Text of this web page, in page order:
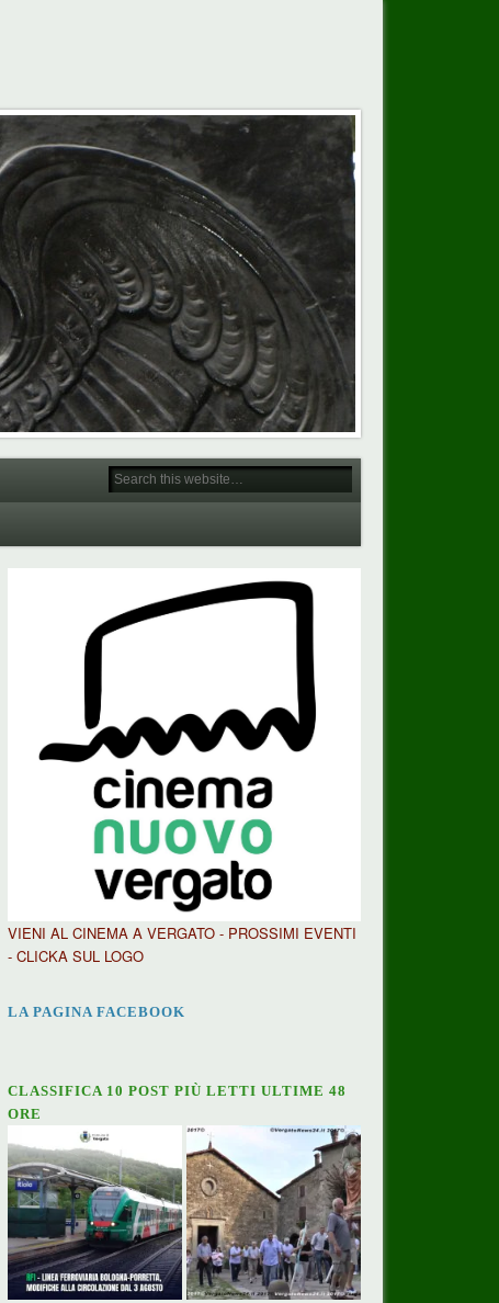
VIENI AL CINEMA A VERGATO - PROSSIMI EVENTI
- CLICKA SUL LOGO
LA PAGINA FACEBOOK
CLASSIFICA 10 POST PIÙ LETTI ULTIME 48
ORE